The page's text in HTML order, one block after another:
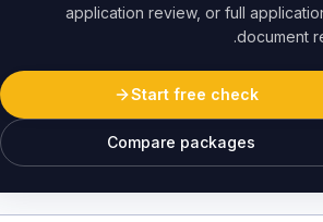
application review, or full
document
Start free check
Compare packages